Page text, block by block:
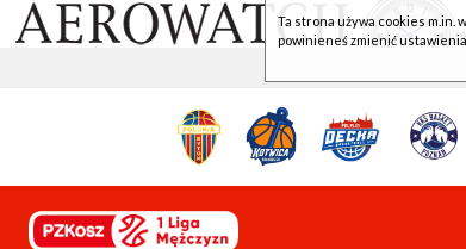
Ta strona używa cookies m.in.
powinieneś zmienić